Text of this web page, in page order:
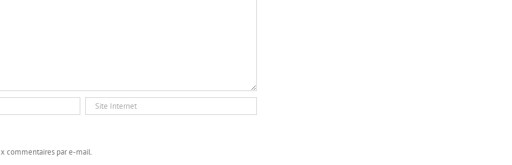
commentaires par e-mail.